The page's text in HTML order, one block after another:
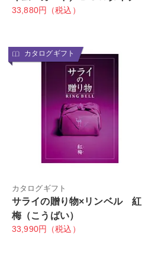
33,880円（税込）
カタログギフト
カタログギフト
サライの贈り物×リンベル 紅
梅（こうばい）
33,990円（税込）